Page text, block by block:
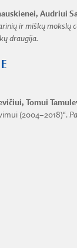
Audriui
ir miškų mokslų
draugija.
Tomui
(2004–2018)“.